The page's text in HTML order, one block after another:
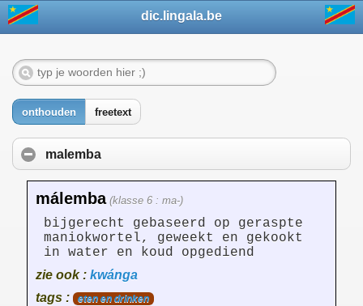
dic.lingala.be
onthouden freetext
malemba
málemba (klasse 6 : ma-)
bijgerecht gebaseerd op geraspte
maniokwortel, geweekt en gekookt
in water en koud opgediend
zie ook : kwánga
tags :
eten en drinken